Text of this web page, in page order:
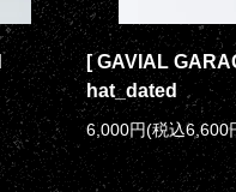
[ GAVIAL
hat_dated
6,000円(税込6,600